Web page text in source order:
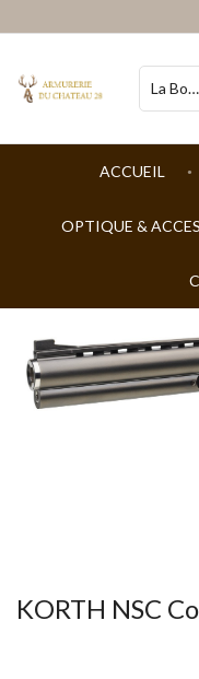
ACCUEIL
OPTIQUE &
KORTH NSC